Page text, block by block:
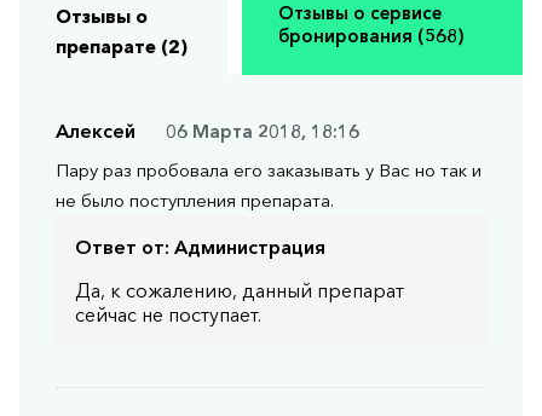
Отзывы о
препарате (2)
Отзывы о сервисе
бронирования (568)
Алексей
06 Марта 2018, 18:16
Пару раз пробовала его заказывать у Вас но так и
не было поступления препарата.
Ответ от: Администрация
Да, к сожалению, данный препарат
сейчас не поступает.